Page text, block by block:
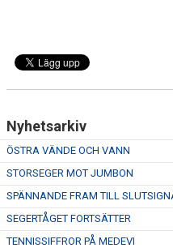
Nyhetsarkiv
ÖSTRA VÄNDE OCH VANN
STORSEGER MOT JUMBON
SPÄNNANDE FRAM TILL
SEGERTÅGET FORTSÄTTER
TENNISSIFFROR PÅ MEDEVI